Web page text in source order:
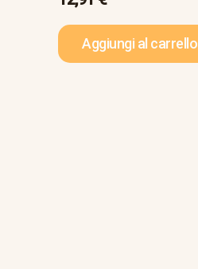
Aggiungi al carrello